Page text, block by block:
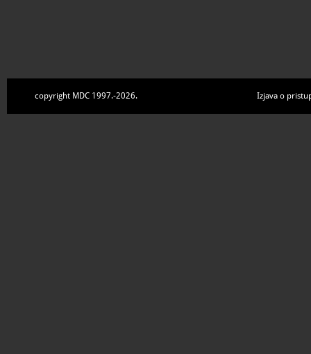
copyright MDC 1997.-2026. Izjava o